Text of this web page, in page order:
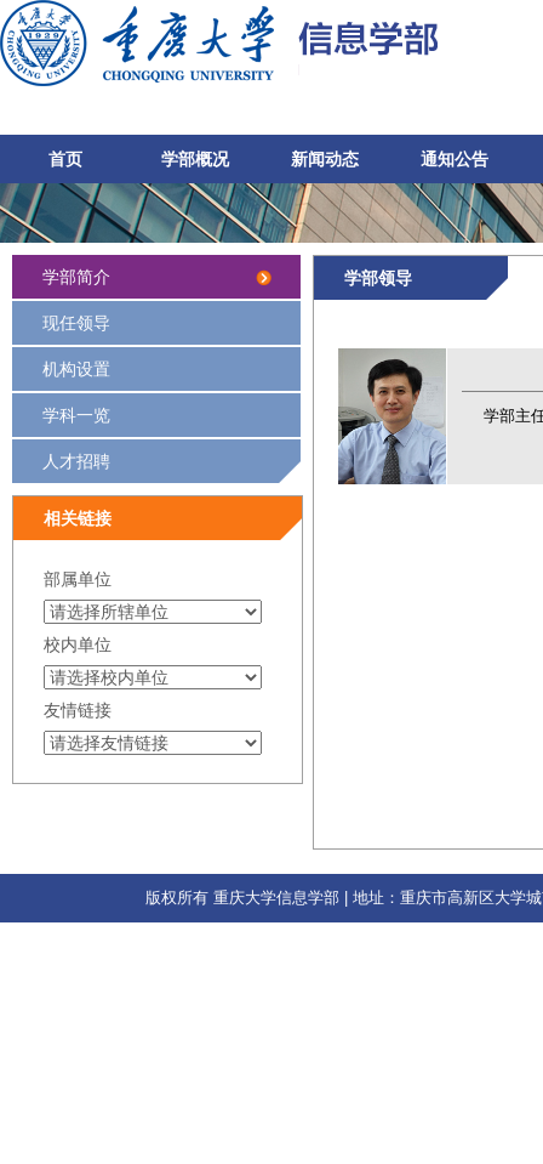
首页 学部概况 新闻动态 通知公告
学部简介
现任领导
机构设置
学科一览
人才招聘
相关链接
部属单位
校内单位
友情链接
学部领导
学部主
版权所有 重庆大学信息学部 | 地址：重庆市高新区大学